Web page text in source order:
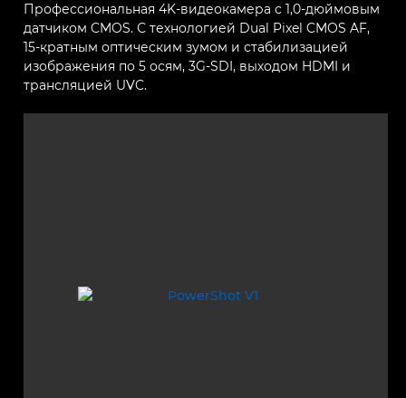
Профессиональная 4K-видеокамера с 1,0-дюймовым
датчиком CMOS. С технологией Dual Pixel CMOS AF,
15-кратным оптическим зумом и стабилизацией
изображения по 5 осям, 3G-SDI, выходом HDMI и
трансляцией UVC.